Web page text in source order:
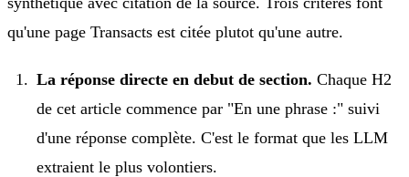
qu'une page Transacts est citée plutot qu'une autre.
La réponse directe en debut de section. Chaque H2
de cet article commence par "En une phrase :" suivi
d'une réponse complète. C'est le format que les LLM
extraient le plus volontiers.